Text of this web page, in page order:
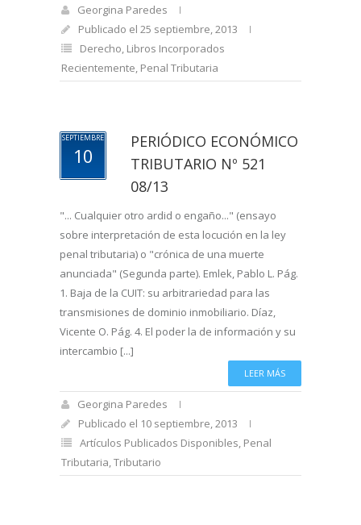
Georgina Paredes
Publicado el 25 septiembre, 2013
Derecho, Libros Incorporados
Recientemente, Penal Tributaria
SEPTIEMBRE
10
PERIÓDICO ECONÓMICO
TRIBUTARIO Nº 521
08/13
"... Cualquier otro ardid o engaño..." (ensayo
sobre interpretación de esta locución en la ley
penal tributaria) o "crónica de una muerte
anunciada" (Segunda parte). Emlek, Pablo L. Pág.
1. Baja de la CUIT: su arbitrariedad para las
transmisiones de dominio inmobiliario. Díaz,
Vicente O. Pág. 4. El poder la de información y su
intercambio [...]
LEER MÁS
Georgina Paredes
Publicado el 10 septiembre, 2013
Artículos Publicados Disponibles, Penal
Tributaria,Tributario